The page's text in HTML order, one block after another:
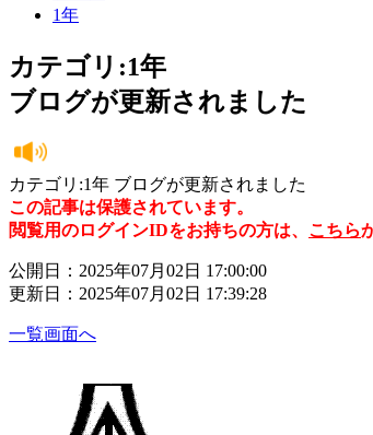
1年
カテゴリ:1年
ブログが更新されました
カテゴリ:1年 ブログが更新されました
この記事は保護されています。
閲覧用のログインIDをお持ちの方は、 こちら
公開日：2025年07月02日 17:00:00
更新日：2025年07月02日 17:39:28
一覧画面へ